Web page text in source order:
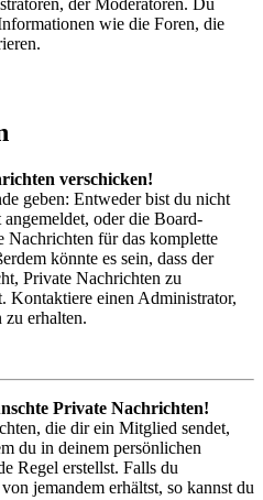
der Moderatoren. Du
wie die Foren, die
verschicken!
geben: Entweder bist du nicht
oder die Board-
Nachrichten für das komplette
könnte es sein, dass der
Private Nachrichten zu
Kontaktiere einen Administrator,
erhalten.
Private Nachrichten!
die dir ein Mitglied sendet,
du in deinem persönlichen
Regel erstellst. Falls du
jemandem erhältst, so kannst du